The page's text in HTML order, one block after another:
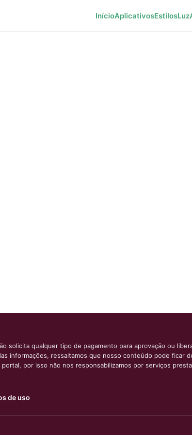
InícioAplicativosEstilosLuz
solicita qualquer tipo de pagamento para aprovação ou
informações, ressaltamos que nosso conteúdo pode ficar
por isso não nos responsabilizamos por serviços
de uso